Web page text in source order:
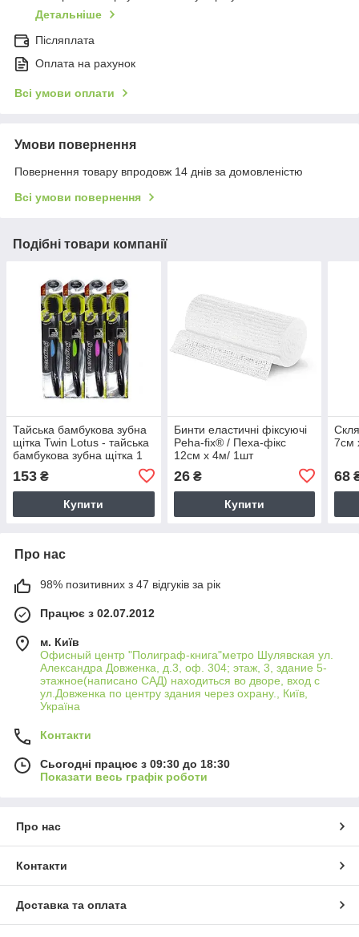
Детальніше
Післяплата
Оплата на рахунок
Всі умови оплати
Умови повернення
Повернення товару впродовж 14 днів за домовленістю
Всі умови повернення
Подібні товари компанії
Тайська бамбукова зубна
щітка Twin Lotus - тайська
бамбукова зубна щітка 1
грн.
153 ₴
Купити
Бинти еластичні фіксуючі
Peha-fix® / Пеха-фікс
12см х 4м/ 1шт
26₴
Купити
7см
68
Про нас
98% позитивних з 47 відгуків за рік
Працює з 02.07.2012
м. Київ
Офисный центр "Полиграф-книга"метро Шулявская ул.
Александра Довженка, д.3, оф. 304; этаж, 3, здание 5-
этажное(написано САД) находиться во дворе, вход с
ул.Довженка по центру здания через охрану., Київ,
Україна
Контакти
Сьогодні працює з 09:30 до 18:30
Показати весь графік роботи
Про нас
Контакти
Доставка та оплата